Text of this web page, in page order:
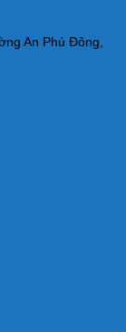
An Phú Đông,